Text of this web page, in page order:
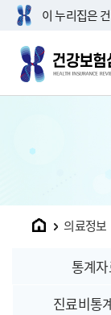
이 누리집은
홈 의료정보
통계
진료비통